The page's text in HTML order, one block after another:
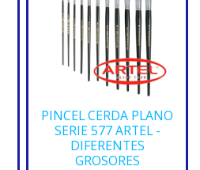
PINCEL CERDA PLANO
SERIE 577 ARTEL -
DIFERENTES
GROSORES